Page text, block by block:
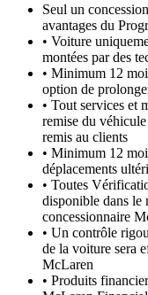
Seul un
avantages du
• Voiture
montées par des
• Minimum 12
option de
• Tout services et
remise du
remis au clients
• Minimum 12
déplacements
• Toutes
disponible dans le
concessionnaire
• Un contrôle
de la voiture sera
McLaren
• Produits